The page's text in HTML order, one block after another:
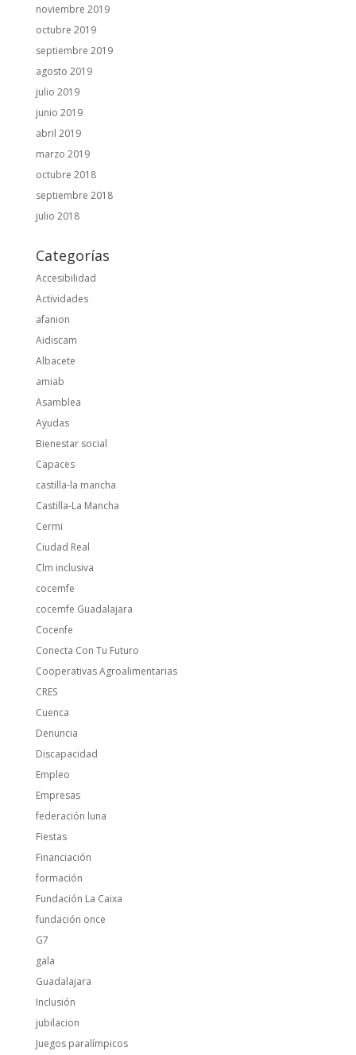
noviembre 2019
octubre 2019
septiembre 2019
agosto 2019
julio 2019
junio 2019
abril 2019
marzo 2019
octubre 2018
septiembre 2018
julio 2018
Categorías
Accesibilidad
Actividades
afanion
Aidiscam
Albacete
amiab
Asamblea
Ayudas
Bienestar social
Capaces
castilla-la mancha
Castilla-La Mancha
Cermi
Ciudad Real
Clm inclusiva
cocemfe
cocemfe Guadalajara
Cocenfe
Conecta Con Tu Futuro
Cooperativas Agroalimentarias
CRES
Cuenca
Denuncia
Discapacidad
Empleo
Empresas
federación luna
Fiestas
Financiación
formación
Fundación La Caixa
fundación once
G7
gala
Guadalajara
Inclusión
jubilacion
Juegos paralímpicos